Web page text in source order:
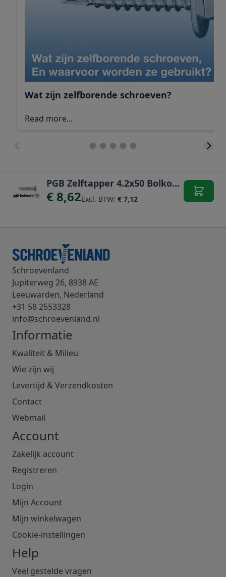
Wat zijn zelfborende schroeven?
Read more...
PGB Zelftapper 4.2x50 Bolkop PH 200st
€ 8,62Excl. BTW: € 7,12
Schroevenland
Jupiterweg 26, 8938 AE
Leeuwarden, Nederland
+31 58 2553328
info@schroevenland.nl
Informatie
Kwaliteit & Milieu
Wie zijn wij
Levertijd & Verzendkosten
Contact
Webmail
Account
Zakelijk account
Registreren
Login
Mijn Account
Mijn winkelwagen
Cookie-instellingen
Help
Veel gestelde vragen